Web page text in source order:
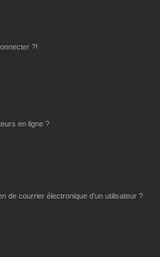
?!
en ligne ?
de courrier électronique d’un utilisateur ?